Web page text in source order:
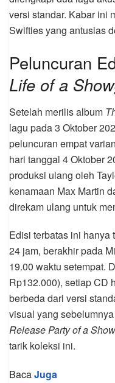
versi standar. Kabar ini
Swifties yang antusias
Peluncuran
Life of a
Setelah merilis album
lagu pada 3 Oktober
peluncuran empat
hari tanggal 4 Oktober
produksi ulang oleh
kenamaan Max Martin
direkam ulang untuk
Edisi terbatas ini hanya
24 jam, berakhir pada
19.00 waktu setempat.
Rp132.000), setiap CD
berbeda dari versi
visual yang
Release Party of a
tarik koleksi ini.
BacaJuga